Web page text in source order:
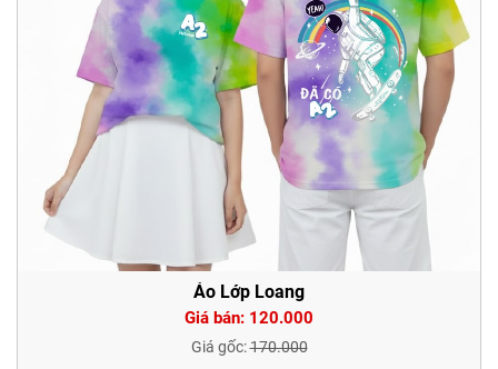
Áo Lớp Loang
Giá bán: 120.000
Giá gốc:170.000